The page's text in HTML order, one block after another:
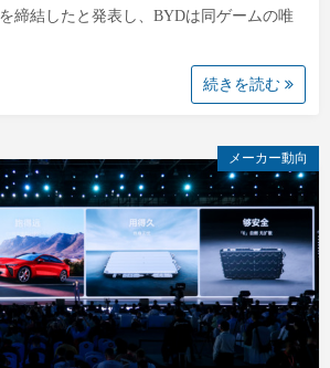
締結したと発表し、BYDは同ゲームの唯
続きを読む
メーカー動向